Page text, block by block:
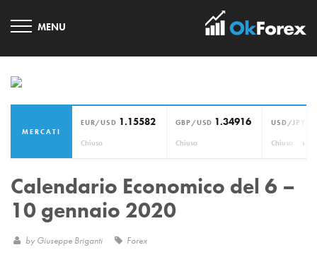
MERCATI
EUR/USD 1.15582
Chiuso
GBP/USD 1.34916
Chiuso
USD/JPY
Chiuso ›
Calendario Economico del 6 –
10 gennaio 2020
by Giuseppe Briganti Forex